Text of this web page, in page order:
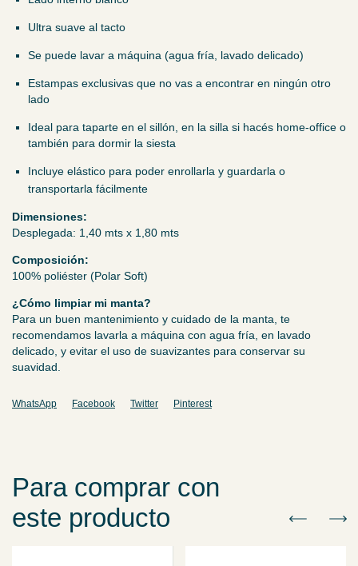
Ultra suave al tacto
Se puede lavar a máquina (agua fría, lavado delicado)
Estampas exclusivas que no vas a encontrar en ningún otro
lado
Ideal para taparte en el sillón, en la silla si hacés home-office o
también para dormir la siesta
Incluye elástico para poder enrollarla y guardarla o
transportarla fácilmente
Dimensiones:
Desplegada: 1,40 mts x 1,80 mts
Composición:
100% poliéster (Polar Soft)
¿Cómo limpiar mi manta?
Para un buen mantenimiento y cuidado de la manta, te
recomendamos lavarla a máquina con agua fría, en lavado
delicado, y evitar el uso de suavizantes para conservar su
suavidad.
WhatsApp Facebook Twitter Pinterest
Para comprar con
este producto